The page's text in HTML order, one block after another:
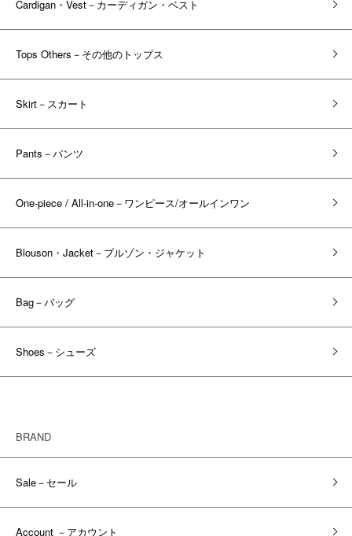
Cardigan・Vest－カーディガン・ベスト
Tops Others－その他のトップス
Skirt－スカート
Pants－パンツ
One-piece / All-in-one－ワンピース/オールインワン
Blouson・Jacket－ブルゾン・ジャケット
Bag－バッグ
Shoes－シューズ
BRAND
Sale－セール
Account －アカウント